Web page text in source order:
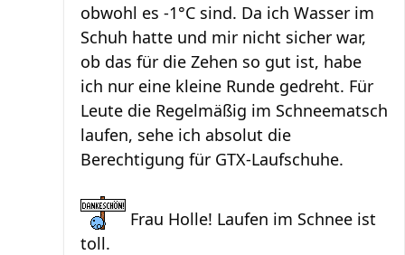
obwohl es -1°C sind. Da ich Wasser im
Schuh hatte und mir nicht sicher war,
ob das für die Zehen so gut ist, habe
ich nur eine kleine Runde gedreht. Für
Leute die Regelmäßig im Schneematsch
laufen, sehe ich absolut die
Berechtigung für GTX-Laufschuhe.
Frau Holle! Laufen im Schnee ist
toll.